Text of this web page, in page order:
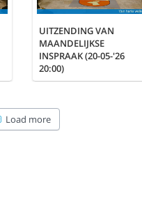
UITZENDING VAN
MAANDELIJKSE
INSPRAAK (20-05-'26
20:00)
Load more